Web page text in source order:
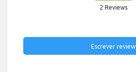
2 Reviews
Escrever review